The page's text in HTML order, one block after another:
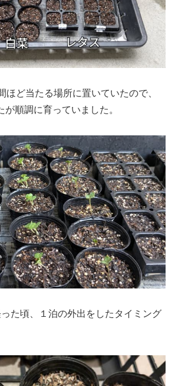
ほど当たる場所に置いていたので、
が順調に育っていました。
た頃、１泊の外出をしたタイミング